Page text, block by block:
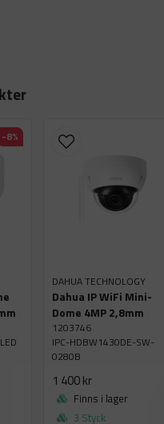
-8%
DAHUA TECHNOLOGY
Dahua IP WiFi Mini-
Dome 4MP 2,8mm
1203746
IPC-HDBW1430DE-SW-
0280B
1 400 kr
Finns i lager
3 Styck